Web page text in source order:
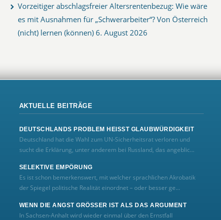
Vorzeitiger abschlagsfreier Altersrentenbezug: Wie wäre
es mit Ausnahmen für „Schwerarbeiter“? Von Österreich
(nicht) lernen (können) 6. August 2026
AKTUELLE BEITRÄGE
DEUTSCHLANDS PROBLEM HEISST GLAUBWÜRDIGKEIT
Deutschland hat die Wahl zum UN‑Sicherheitsrat verloren und
sucht die Erklärung, unter anderem bei Russland, das angeblic...
SELEKTIVE EMPÖRUNG
Es ist schon bemerkenswert, mit welcher sprachlichen Akrobatik
der Spiegel politische Realität einordnet – oder besser ge...
WENN DIE ANGST GRÖSSER IST ALS DAS ARGUMENT
In Sachsen-Anhalt wird wieder einmal über den Ernstfall